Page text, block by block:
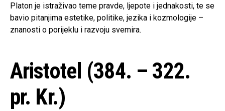
Platon je istraživao teme pravde, ljepote i jednakosti, te se
bavio pitanjima estetike, politike, jezika i kozmologije –
znanosti o porijeklu i razvoju svemira.
Aristotel (384. – 322.
pr. Kr.)